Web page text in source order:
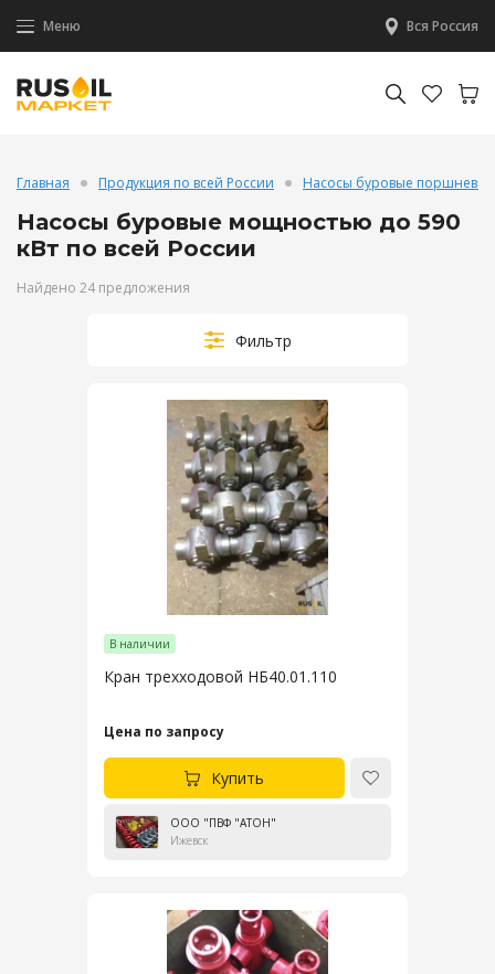
Меню Вся Россия
Главная Продукция по всей России Насосы буровые поршневые
Насосы буровые мощностью до 590
кВт по всей России
Найдено 24 предложения
Фильтр
В наличии
Кран трехходовой НБ40.01.110
Цена по запросу
Купить
ООО "ПВФ "АТОН"
Ижевск